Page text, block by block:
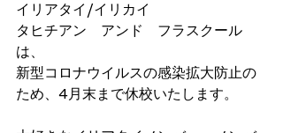
イリアタイ/イリカイ
タヒチアン　アンド　フラスクール
は、
新型コロナウイルスの感染拡大防止の
ため、4月末まで休校いたします。